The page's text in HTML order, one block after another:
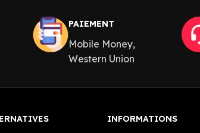
PAIEMENT
Mobile Money,
Western Union
INFORMATIONS